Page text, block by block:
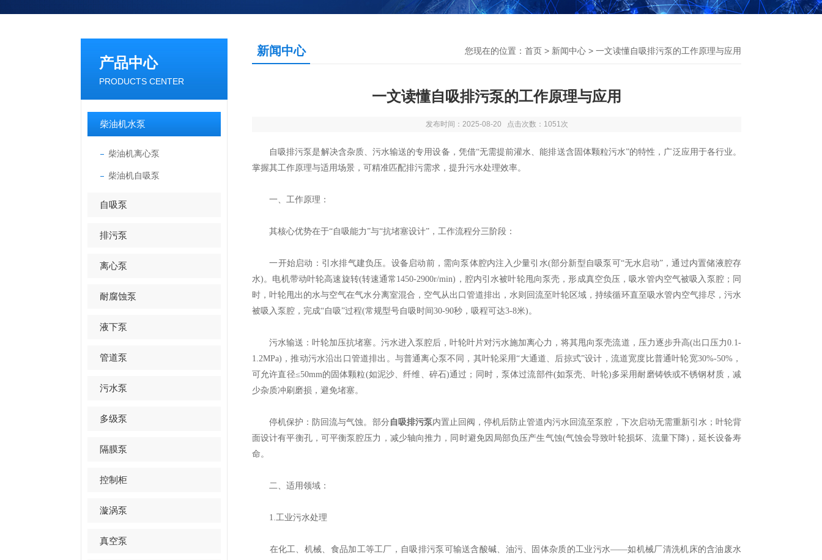
产品中心
PRODUCTS CENTER
柴油机水泵
柴油机离心泵
柴油机自吸泵
自吸泵
排污泵
离心泵
耐腐蚀泵
液下泵
管道泵
污水泵
多级泵
隔膜泵
控制柜
漩涡泵
真空泵
新闻中心 您现在的位置： 首页 > 新闻中心 > 一文读懂自吸排污泵的工作原理与应用
一文读懂自吸排污泵的工作原理与应用
发布时间：2025-08-20 点击次数：1051次
自吸排污泵是解决含杂质、污水输送的专用设备，凭借“无需提前灌水、能排送含固体颗粒污水”的特性，广泛应用于各行业。
掌握其工作原理与适用场景，可精准匹配排污需求，提升污水处理效率。​
一、工作原理：
其核心优势在于“自吸能力”与“抗堵塞设计”，工作流程分三阶段：​
一开始启动：引水排气建负压。设备启动前，需向泵体腔内注入少量引水(部分新型自吸泵可“无水启动”，通过内置储液腔存
水)。电机带动叶轮高速旋转(转速通常1450-2900r/min)，腔内引水被叶轮甩向泵壳，形成真空负压，吸水管内空气被吸入泵腔；同
时，叶轮甩出的水与空气在气水分离室混合，空气从出口管道排出，水则回流至叶轮区域，持续循环直至吸水管内空气排尽，污水
被吸入泵腔，完成“自吸”过程(常规型号自吸时间30-90秒，吸程可达3-8米)。​
污水输送：叶轮加压抗堵塞。污水进入泵腔后，叶轮叶片对污水施加离心力，将其甩向泵壳流道，压力逐步升高(出口压力0.1-
1.2MPa)，推动污水沿出口管道排出。与普通离心泵不同，其叶轮采用“大通道、后掠式”设计，流道宽度比普通叶轮宽30%-50%，
可允许直径≤50mm的固体颗粒(如泥沙、纤维、碎石)通过；同时，泵体过流部件(如泵壳、叶轮)多采用耐磨铸铁或不锈钢材质，减
少杂质冲刷磨损，避免堵塞。​
停机保护：防回流与气蚀。部分 自吸排污泵内置止回阀，停机后防止管道内污水回流至泵腔，下次启动无需重新引水；叶轮背
面设计有平衡孔，可平衡泵腔压力，减少轴向推力，同时避免因局部负压产生气蚀(气蚀会导致叶轮损坏、流量下降)，延长设备寿
命。​
二、适用领域：
1.工业污水处理​
在化工、机械、食品加工等工厂，自吸排污泵可输送含酸碱、油污、固体杂质的工业污水——如机械厂清洗机床的含油废水